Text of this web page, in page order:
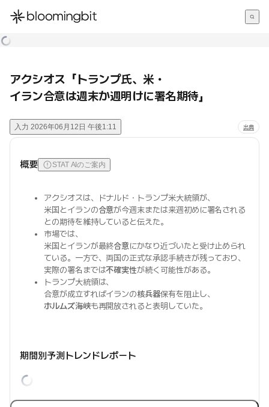
한국어
アクシオス「トランプ氏、米・
イラン合意は週末か週明けに署名期待」
入力 2026年06月12日 午後1:11 出典
概要 STAT AIのご案内
アクシオスは、ドナルド・トランプ米大統領が、
米国とイランの合意が今週末または来週初めに署名される
との期待を維持していると伝えた。
市場では、
米国とイランが最終合意にかなり近づいたと受け止められ
ている。一方で、両国の正式な承認手続きが残っており、
実際の署名までは不確実性が続く可能性がある。
トランプ大統領は、
合意が成立すればイランの核兵器保有を阻止し、
ホルムズ海峡も再開放されると表明していた。
期間別予測トレンドレポート